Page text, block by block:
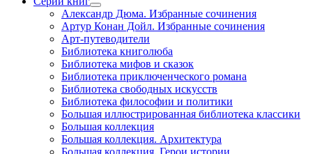
Александр Дюма. Избранные сочинения
Артур Конан Дойл. Избранные сочинения
Арт-путеводители
Библиотека книголюба
Библиотека мифов и сказок
Библиотека приключенческого романа
Библиотека свободных искусств
Библиотека философии и политики
Большая иллюстрированная библиотека классики
Большая коллекция
Большая коллекция. Архитектура
Большая коллекция. Герои истории